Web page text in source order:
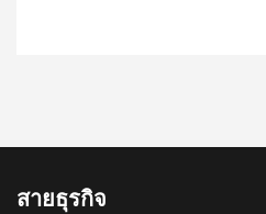
สายธุรกิจ